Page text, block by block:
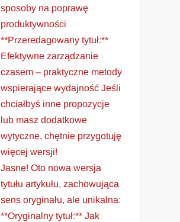
sposoby na poprawę
produktywności
**Przeredagowany tytuł:**
Efektywne zarządzanie
czasem – praktyczne metody
wspierające wydajność Jeśli
chciałbyś inne propozycje
lub masz dodatkowe
wytyczne, chętnie przygotuję
więcej wersji!
Jasne! Oto nowa wersja
tytułu artykułu, zachowująca
sens oryginału, ale unikalna:
**Oryginalny tytuł:** Jak